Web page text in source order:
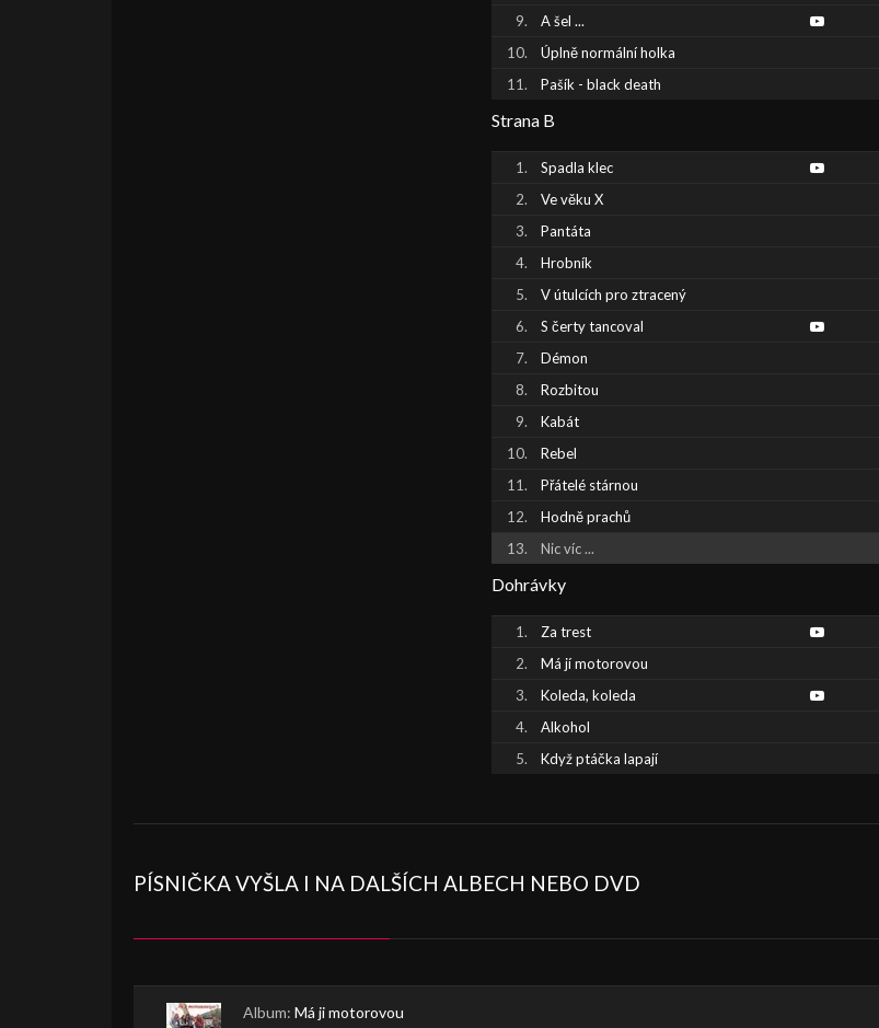
A šel ...
Úplně normální holka
Pašík - black death
Strana B
Spadla klec
Ve věku X
Pantáta
Hrobník
V útulcích pro ztracený
S čerty tancoval
Démon
Rozbitou
Kabát
Rebel
Přátelé stárnou
Hodně prachů
Nic víc ...
Dohrávky
Za trest
Má jí motorovou
Koleda, koleda
Alkohol
Když ptáčka lapají
PÍSNIČKA VYŠLA I NA DALŠÍCH ALBECH NEBO DVD
Album: Má ji motorovou